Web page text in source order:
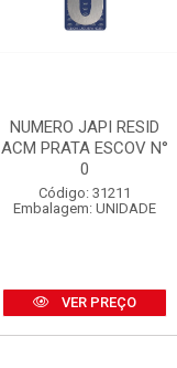
NUMERO JAPI RESID
ACM PRATA ESCOV N°
0
Código: 31211
Embalagem: UNIDADE
VER PREÇO